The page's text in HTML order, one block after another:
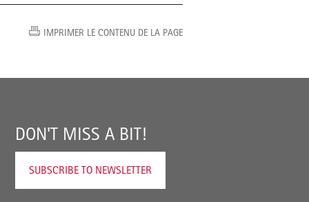
IMPRIMER LE CONTENU DE LA PAGE
DON'T MISS A BIT!
SUBSCRIBE TO NEWSLETTER